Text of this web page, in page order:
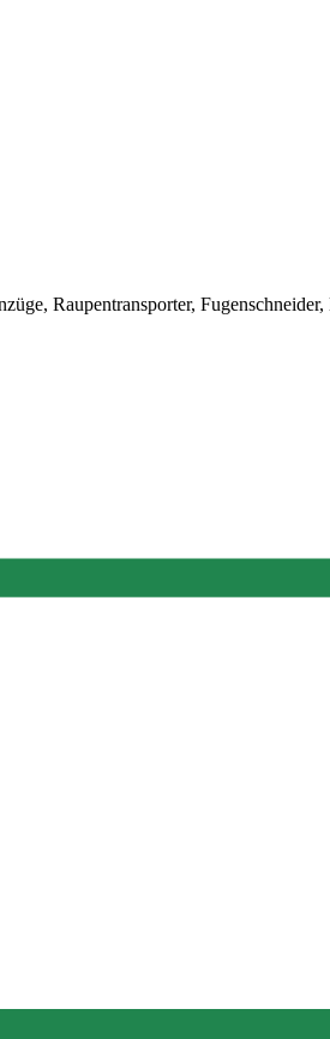
Raupentransporter,